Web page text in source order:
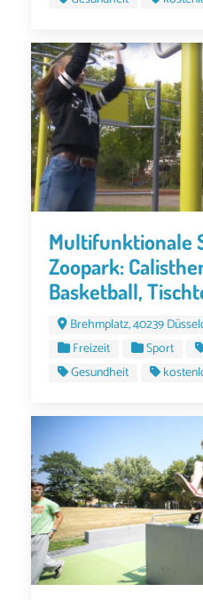
Multifunktionale
Zoopark:
Basketball,
Brehmplatz, 40239
Freizeit
Sport
Gesundheit